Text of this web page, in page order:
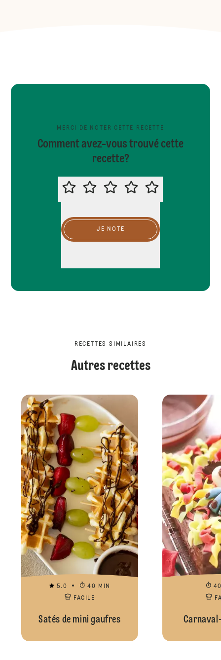
MERCI DE NOTER CETTE RECETTE
Comment avez-vous trouvé cette
recette?
MERCI DE NOTER CETTE RECETTE
JE NOTE
RECETTES SIMILAIRES
Autres recettes
5.0
40 MIN
FACILE
Satés de mini gaufres